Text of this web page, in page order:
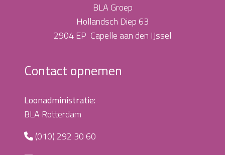
BLA Groep
Hollandsch Diep 63
2904 EP Capelle aan den IJssel
Contact opnemen
Loonadministratie:
BLA Rotterdam
(010) 292 30 60